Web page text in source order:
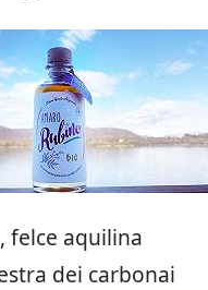
felce aquilina
dei carbonai